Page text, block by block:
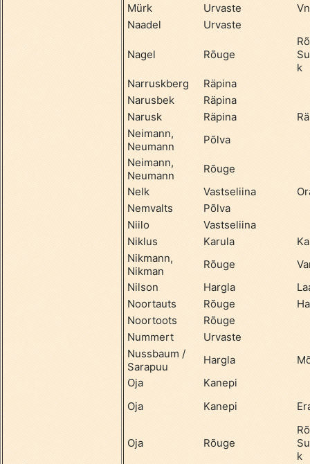
Mürk
Urvaste
Naadel
Urvaste
Nagel Rõuge
k
Narruskberg
Räpina
Narusbek
Räpina
Narusk
Räpina
Neimann,
Neumann
Põlva
Neimann,
Neumann
Rõuge
Nelk
Vastseliina
Nemvalts
Põlva
Niilo
Vastseliina
Niklus
Karula
Nikmann,
Nikman
Rõuge
Nilson
Hargla
Noortauts
Rõuge
Noortoots
Rõuge
Nummert
Urvaste
Nussbaum /
Sarapuu
Hargla
Oja
Kanepi
Oja
Kanepi
Oja Rõuge
k